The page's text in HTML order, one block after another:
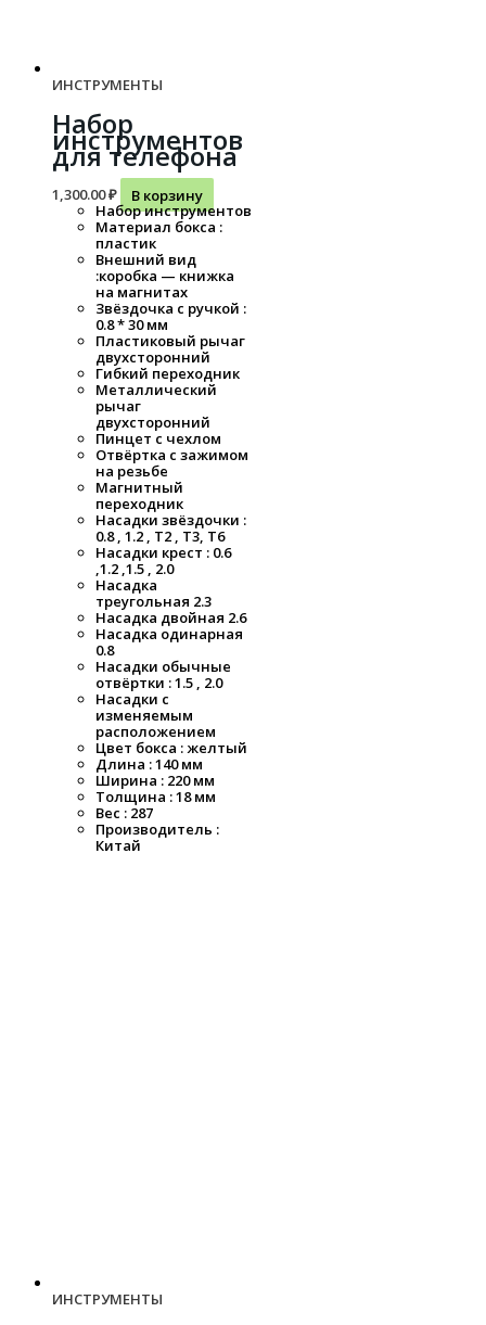
ИНСТРУМЕНТЫ
Набор
инструментов
для телефона
1,300.00₽
В корзину
Набор инструментов
Материал бокса :
пластик
Внешний вид
:коробка — книжка
на магнитах
Звёздочка с ручкой :
0.8 * 30 мм
Пластиковый рычаг
двухсторонний
Гибкий переходник
Металлический
рычаг
двухсторонний
Пинцет с чехлом
Отвёртка с зажимом
на резьбе
Магнитный
переходник
Насадки звёздочки :
0.8 , 1.2 , T2 , T3, T6
Насадки крест : 0.6
,1.2 ,1.5 , 2.0
Насадка
треугольная 2.3
Насадка двойная 2.6
Насадка одинарная
0.8
Насадки обычные
отвёртки : 1.5 , 2.0
Насадки с
изменяемым
расположением
Цвет бокса : желтый
Длина : 140 мм
Ширина : 220 мм
Толщина : 18 мм
Вес : 287
Производитель :
Китай
ИНСТРУМЕНТЫ